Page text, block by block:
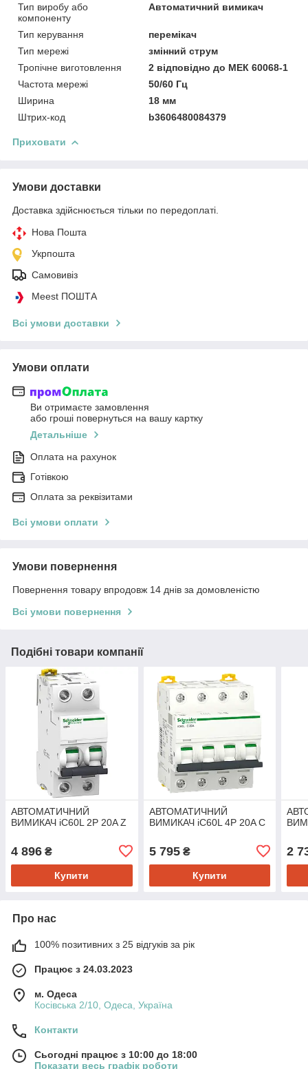
Тип виробу або
компоненту
Автоматичний вимикач
Тип керування
перемікач
Тип мережі
змінний струм
Тропічне виготовлення
2 відповідно до МЕК 60068-1
Частота мережі
50/60 Гц
Ширина
18 мм
Штрих-код
b3606480084379
Приховати
Умови доставки
Доставка здійснюється тільки по передоплаті.
Нова Пошта
Укрпошта
Самовивіз
Meest ПОШТА
Всі умови доставки
Умови оплати
Ви отримаєте замовлення
або гроші повернуться на вашу картку
Детальніше
Оплата на рахунок
Готівкою
Оплата за реквізитами
Всі умови оплати
Умови повернення
Повернення товару впродовж 14 днів за домовленістю
Всі умови повернення
Подібні товари компанії
АВТОМАТИЧНИЙ
ВИМИКАЧ iC60L 2P 20A Z
4 896 ₴
Купити
АВТОМАТИЧНИЙ
ВИМИКАЧ iC60L 4P 20A C
5 795₴
Купити
2
Про нас
100% позитивних з 25 відгуків за рік
Працює з 24.03.2023
м. Одеса
Косівська 2/10, Одеса, Україна
Контакти
Сьогодні працює з 10:00 до 18:00
Показати весь графік роботи